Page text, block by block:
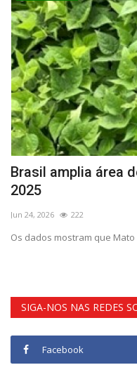
Brasil amplia área
2025
Jun 24, 2026 222
Os dados mostram que
SIGA-NOS NAS REDES
Facebook